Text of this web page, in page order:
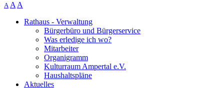
A A A
Rathaus - Verwaltung
Bürgerbüro und Bürgerservice
Was erledige ich wo?
Mitarbeiter
Organigramm
Kulturraum Ampertal e.V.
Haushaltspläne
Aktuelles